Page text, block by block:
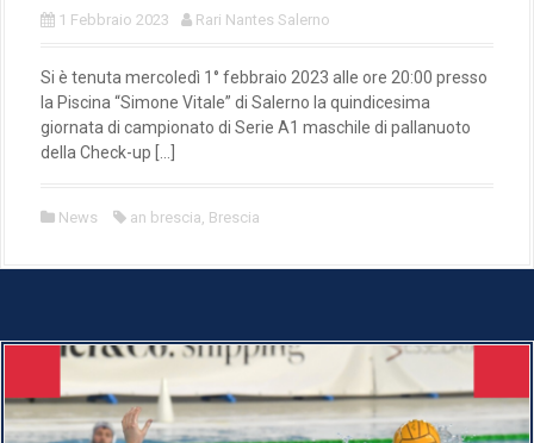
1 Febbraio 2023 Rari Nantes Salerno
Si è tenuta mercoledì 1° febbraio 2023 alle ore 20:00 presso
la Piscina “Simone Vitale” di Salerno la quindicesima
giornata di campionato di Serie A1 maschile di pallanuoto
della Check-up […]
News an brescia, Brescia